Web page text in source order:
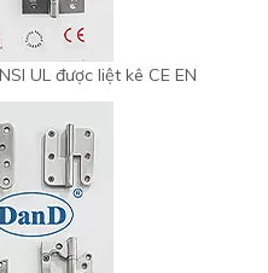
UL được liệt kê CE EN